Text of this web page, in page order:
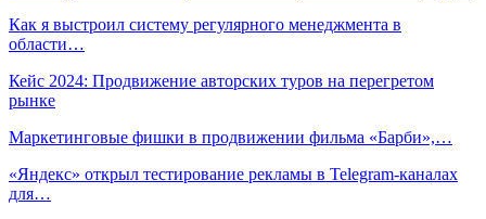
Как я выстроил систему регулярного менеджмента в
области…
Кейс 2024: Продвижение авторских туров на перегретом
рынке
Маркетинговые фишки в продвижении фильма «Барби»,…
«Яндекс» открыл тестирование рекламы в Telegram-каналах
для…